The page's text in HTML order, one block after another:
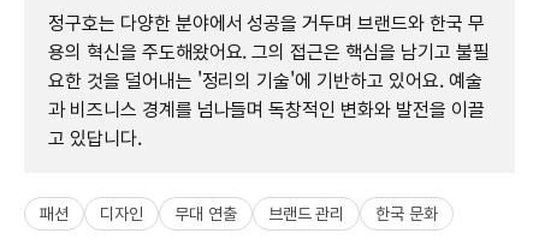
정구호는 다양한 분야에서 성공을 거두며 브랜드와 한국 무
용의 혁신을 주도해왔어요. 그의 접근은 핵심을 남기고 불필
요한 것을 덜어내는 '정리의 기술'에 기반하고 있어요. 예술
과 비즈니스 경계를 넘나들며 독창적인 변화와 발전을 이끌
고 있답니다.
패션 디자인 무대 연출 브랜드 관리 한국 문화